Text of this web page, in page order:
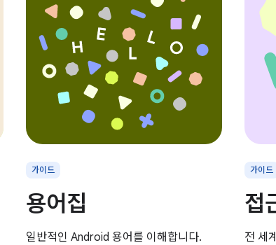
가이드
용어집
일반적인 Android 용어를 이해합니다.
가이드
접
전 세